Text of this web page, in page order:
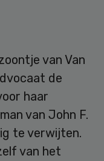
van Van
de
haar
van John F.
te verwijten.
van het